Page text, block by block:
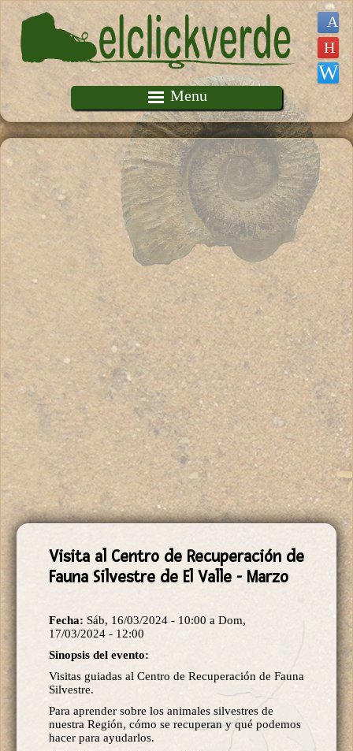
Pasar al contenido principal
Menu
Visita al Centro de Recuperación de
Fauna Silvestre de El Valle - Marzo
Fecha: Sáb, 16/03/2024 - 10:00 a Dom,
17/03/2024 - 12:00
Sinopsis del evento:
Visitas guiadas al Centro de Recuperación de Fauna
Silvestre.
Para aprender sobre los animales silvestres de
nuestra Región, cómo se recuperan y qué podemos
hacer para ayudarlos.